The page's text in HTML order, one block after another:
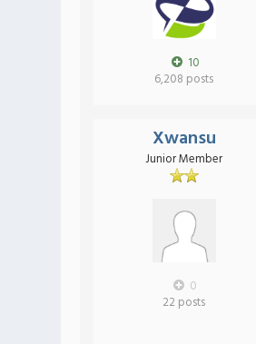
10
6,208 posts
Xwansu
Junior Member
0
22 posts